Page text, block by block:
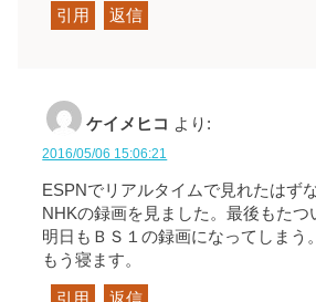
引用 返信
ケイメヒコ より:
2016/05/06 15:06:21
ESPNでリアルタイムで見れたはず
NHKの録画を見ました。最後もたつ
明日もＢＳ１の録画になってしまう。
もう寝ます。